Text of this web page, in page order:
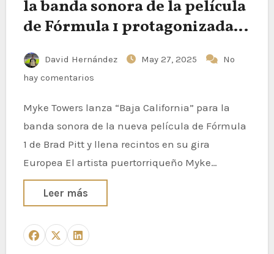
la banda sonora de la película
de Fórmula 1 protagonizada
por Brad Pitt
David Hernández May 27, 2025
No
hay comentarios
Myke Towers lanza “Baja California” para la
banda sonora de la nueva película de Fórmula
1 de Brad Pitt y llena recintos en su gira
Europea El artista puertorriqueño Myke…
Leer más